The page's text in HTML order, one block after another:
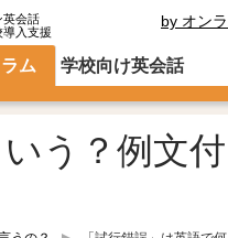
英会話
入支援
by オン
ム 学校向け英会話
う？例文